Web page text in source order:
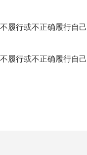
履行或不正确履行自
履行或不正确履行自